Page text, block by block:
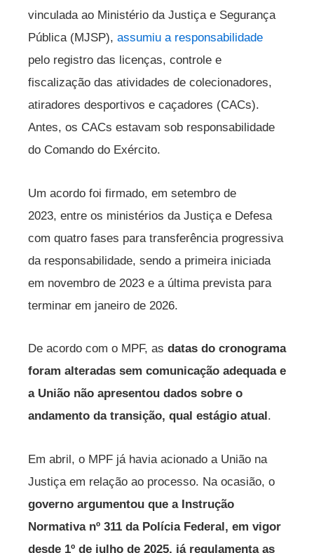
vinculada ao Ministério da Justiça e Segurança
Pública (MJSP), assumiu a responsabilidade
pelo registro das licenças, controle e
fiscalização das atividades de colecionadores,
atiradores desportivos e caçadores (CACs).
Antes, os CACs estavam sob responsabilidade
do Comando do Exército.
Um acordo foi firmado, em setembro de
2023, entre os ministérios da Justiça e Defesa
com quatro fases para transferência progressiva
da responsabilidade, sendo a primeira iniciada
em novembro de 2023 e a última prevista para
terminar em janeiro de 2026.
De acordo com o MPF, as datas do cronograma
foram alteradas sem comunicação adequada e
a União não apresentou dados sobre o
andamento da transição, qual estágio atual .
Em abril, o MPF já havia acionado a União na
Justiça em relação ao processo. Na ocasião, o
governo argumentou que a Instrução
Normativa nº 311 da Polícia Federal, em vigor
desde 1º de julho de 2025, já regulamenta as